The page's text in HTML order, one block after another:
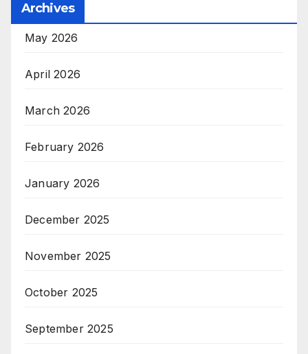
Archives
May 2026
April 2026
March 2026
February 2026
January 2026
December 2025
November 2025
October 2025
September 2025